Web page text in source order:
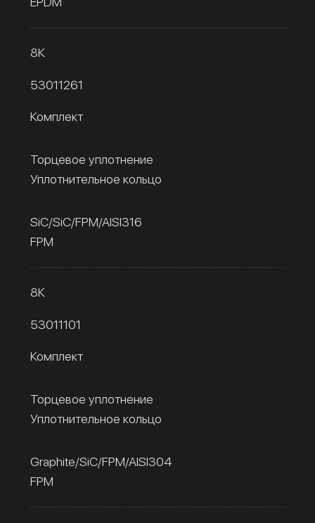
8К
53011261
Комплект
Торцевое уплотнение
Уплотнительное кольцо
SiC/SiC/FPM/AISI316
FPM
8К
53011101
Комплект
Торцевое уплотнение
Уплотнительное кольцо
Graphite/SiC/FPM/AISI304
FPM